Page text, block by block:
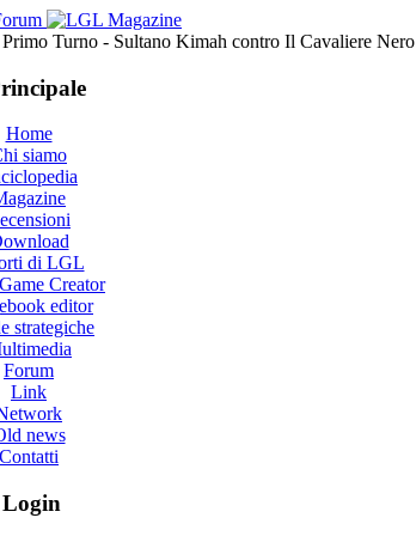
Turno - Sultano Kimah contro Il Cavaliere Nero
Home
siamo
di LGL
Creator
editor
strategiche
Forum
Link
news
Contatti